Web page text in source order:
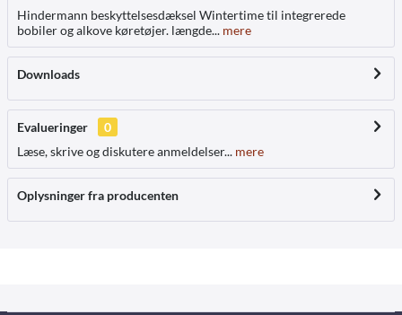
Hindermann beskyttelsesdæksel Wintertime til integrerede
bobiler og alkove køretøjer. længde... mere
Downloads
Evalueringer
0
Læse, skrive og diskutere anmeldelser... mere
Oplysninger fra producenten